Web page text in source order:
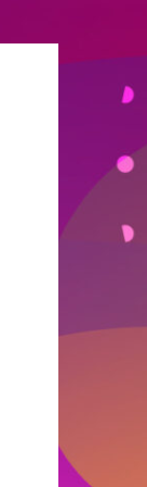
Soma
Soma